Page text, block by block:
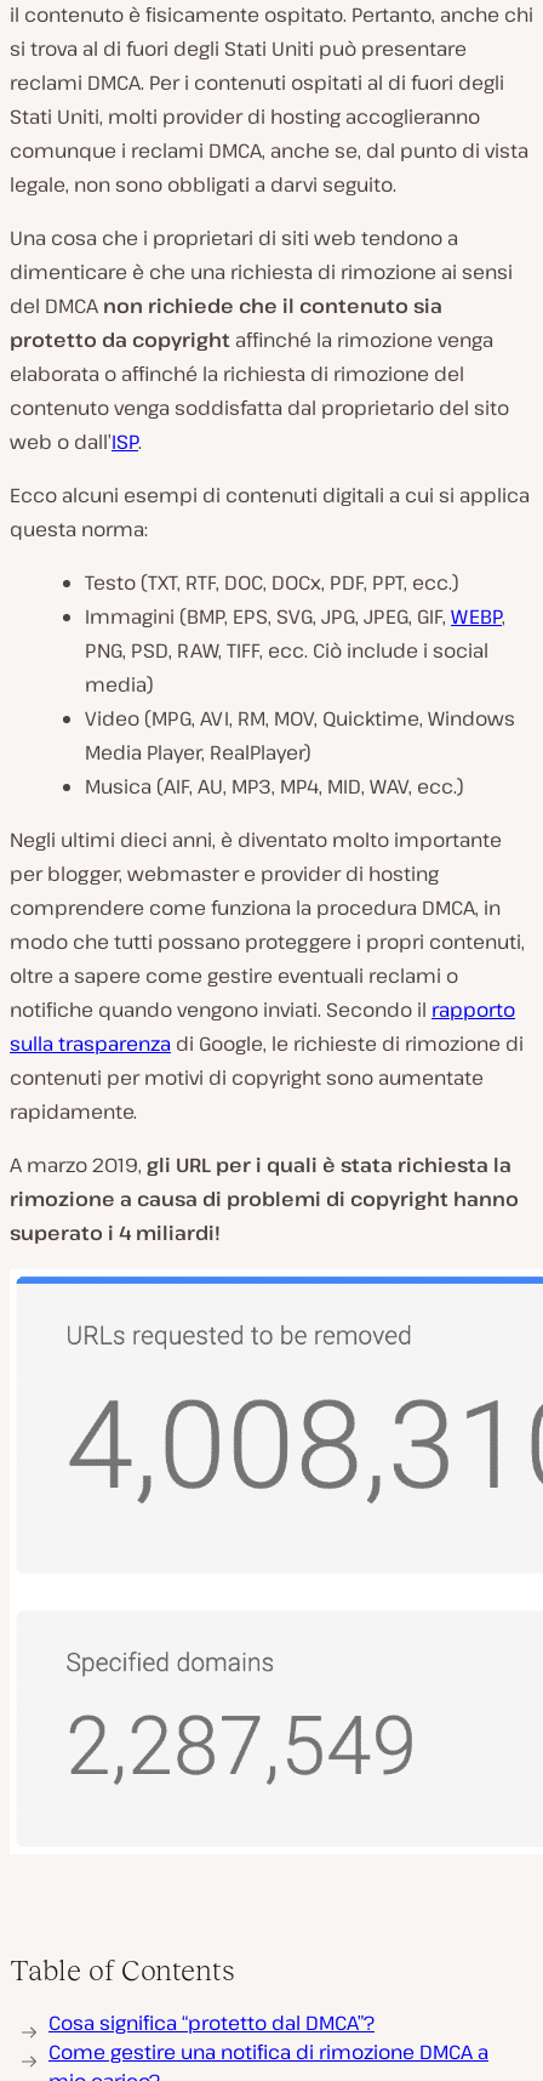
il contenuto è fisicamente ospitato. Pertanto, anche chi
si trova al di fuori degli Stati Uniti può presentare
reclami DMCA. Per i contenuti ospitati al di fuori degli
Stati Uniti, molti provider di hosting accoglieranno
comunque i reclami DMCA, anche se, dal punto di vista
legale, non sono obbligati a darvi seguito.
Una cosa che i proprietari di siti web tendono a
dimenticare è che una richiesta di rimozione ai sensi
del DMCA non richiede che il contenuto sia
protetto da copyright affinché la rimozione venga
elaborata o affinché la richiesta di rimozione del
contenuto venga soddisfatta dal proprietario del sito
web o dall’ISP.
Ecco alcuni esempi di contenuti digitali a cui si applica
questa norma:
Testo (TXT, RTF, DOC, DOCx, PDF, PPT, ecc.)
Immagini (BMP, EPS, SVG, JPG, JPEG, GIF, WEBP,
PNG, PSD, RAW, TIFF, ecc. Ciò include i social
media)
Video (MPG, AVI, RM, MOV, Quicktime, Windows
Media Player, RealPlayer)
Musica (AIF, AU, MP3, MP4, MID, WAV, ecc.)
Negli ultimi dieci anni, è diventato molto importante
per blogger, webmaster e provider di hosting
comprendere come funziona la procedura DMCA, in
modo che tutti possano proteggere i propri contenuti,
oltre a sapere come gestire eventuali reclami o
notifiche quando vengono inviati. Secondo il rapporto
sulla trasparenza di Google, le richieste di rimozione di
contenuti per motivi di copyright sono aumentate
rapidamente.
A marzo 2019, gli URL per i quali è stata richiesta la
rimozione a causa di problemi di copyright hanno
superato i 4 miliardi!
Table of Contents
Cosa significa “protetto dal DMCA”?
Come gestire una notifica di rimozione DMCA a